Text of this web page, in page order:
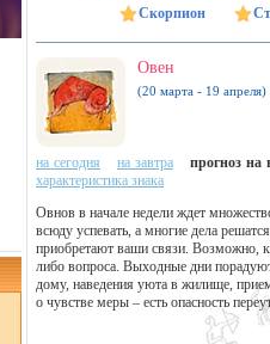
Скорпион
Овен
(20 марта - 19 апреля)
на сегодня на завтра
прогноз на
характеристика знака
Овнов в начале недели ждет
всюду успевать, а многие дела
приобретают ваши связи. Возможно, к
либо вопроса. Выходные дни
дому, наведения уюта в жилище,
о чувстве меры – есть опасность